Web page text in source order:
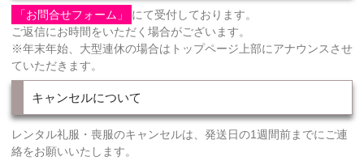
「お問合せフォーム」
にて受付しております。
ご返信にお時間をいただく場合がございます。
※年末年始、大型連休の場合はトップページ上部にアナウンスさせ
ていただきます。
キャンセルについて
レンタル礼服・喪服のキャンセルは、発送日の1週間前までにご連
絡をお願いいたします。